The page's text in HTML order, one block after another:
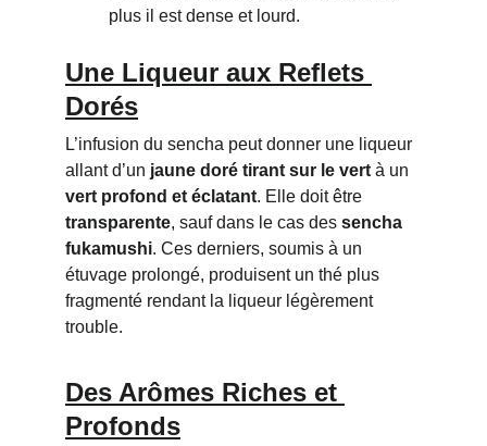
plus il est dense et lourd.
Une Liqueur aux Reflets
Dorés
L’infusion du sencha peut donner une liqueur
allant d’un jaune doré tirant sur le vert à un
vert profond et éclatant. Elle doit être
transparente, sauf dans le cas des sencha
fukamushi. Ces derniers, soumis à un
étuvage prolongé, produisent un thé plus
fragmenté rendant la liqueur légèrement
trouble.
Des Arômes Riches et
Profonds